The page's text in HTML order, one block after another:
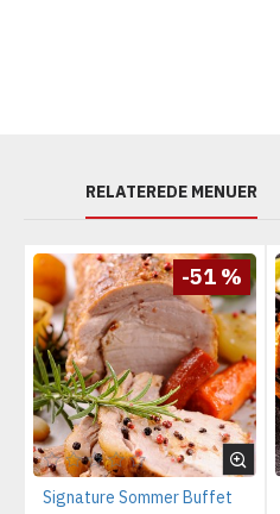
RELATEREDE MENUER
-51 %
Signature Sommer Buffet